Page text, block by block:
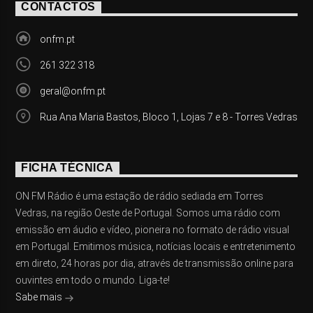
CONTACTOS
onfm.pt
261 322 318
geral@onfm.pt
Rua Ana Maria Bastos, Bloco 1, Lojas 7 e 8 - Torres Vedras
FICHA TÉCNICA
ON FM Rádio é uma estação de rádio sediada em Torres
Vedras, na região Oeste de Portugal. Somos uma rádio com
emissão em áudio e vídeo, pioneira no formato de rádio visual
em Portugal. Emitimos música, notícias locais e entretenimento
em direto, 24 horas por dia, através de transmissão online para
ouvintes em todo o mundo. Liga-te!
Sabe mais